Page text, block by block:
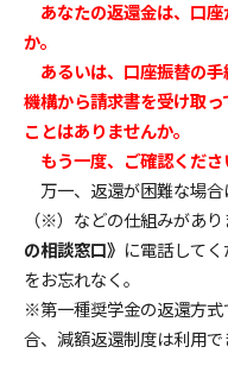
あなたの返還金は、口
か。
あるいは、口座振替の手
機構から請求書を受け取
ことはありませんか。
もう一度、ご確認くださ
万一、返還が困難な場合
（※）などの仕組みがあ
の相談窓口》 に電話して
をお忘れなく。
※第一種奨学金の返還方
合、減額返還制度は利用で